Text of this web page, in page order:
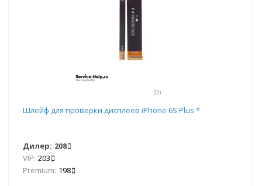
(0)
Шлейф для проверки дисплеев iPhone 6S Plus *
Дилер: 208
VIP: 203
Premium: 198